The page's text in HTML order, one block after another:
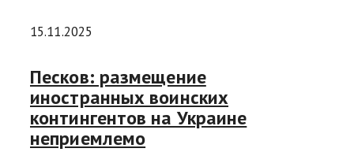
15.11.2025
Песков: размещение
иностранных воинских
контингентов на Украине
неприемлемо